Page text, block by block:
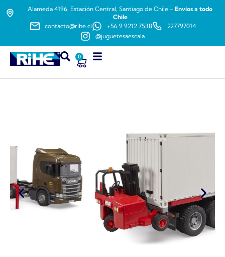
Alameda 4196, Estación Central, Santiago de Chile - Envíos a todo
Chile
contacto@rihe.cl
+56 9 9212 7538
227797014
@juguetesaescala
0